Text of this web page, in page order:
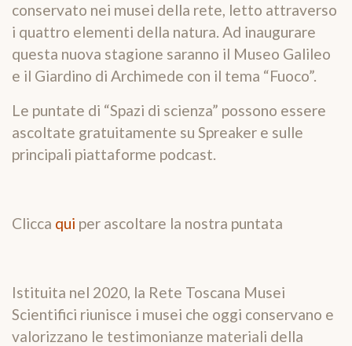
conservato nei musei della rete, letto attraverso
i quattro elementi della natura. Ad inaugurare
questa nuova stagione saranno il Museo Galileo
e il Giardino di Archimede con il tema “Fuoco”.
Le puntate di “Spazi di scienza” possono essere
ascoltate gratuitamente su Spreaker e sulle
principali piattaforme podcast.
Clicca qui per ascoltare la nostra puntata
Istituita nel 2020, la Rete Toscana Musei
Scientifici riunisce i musei che oggi conservano e
valorizzano le testimonianze materiali della